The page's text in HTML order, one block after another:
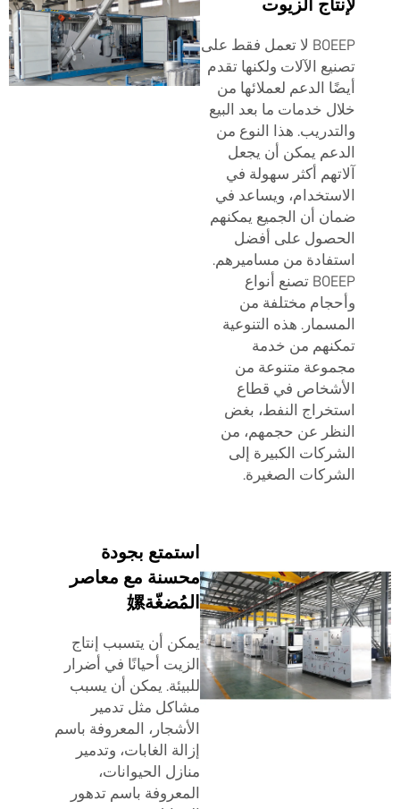
لإنتاج الزيوت
BOEEP لا تعمل فقط على
تصنيع الآلات ولكنها تقدم
أيضًا الدعم لعملائها من
خلال خدمات ما بعد البيع
والتدريب. هذا النوع من
الدعم يمكن أن يجعل
آلاتهم أكثر سهولة في
الاستخدام، ويساعد في
ضمان أن الجميع يمكنهم
الحصول على أفضل
استفادة من مساميرهم.
BOEEP تصنع أنواع
وأحجام مختلفة من
المسمار. هذه التنوعية
تمكنهم من خدمة
مجموعة متنوعة من
الأشخاص في قطاع
استخراج النفط، بغض
النظر عن حجمهم، من
الشركات الكبيرة إلى
الشركات الصغيرة.
استمتع بجودة
محسنة مع معاصر
المُضغّة嫘
يمكن أن يتسبب إنتاج
الزيت أحيانًا في أضرار
للبيئة. يمكن أن يسبب
مشاكل مثل تدمير
الأشجار، المعروفة باسم
إزالة الغابات، وتدمير
منازل الحيوانات،
المعروفة باسم تدهور